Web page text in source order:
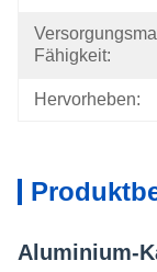
Fähigkeit:
Hervorheben:
Aluminium-